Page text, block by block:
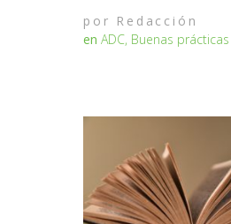
por Redacción
en ADC, Buenas prácticas